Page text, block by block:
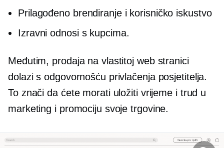
Prilagođeno brendiranje i korisničko iskustvo
Izravni odnosi s kupcima.
Međutim, prodaja na vlastitoj web stranici
dolazi s odgovornošću privlačenja posjetitelja.
To znači da ćete morati uložiti vrijeme i trud u
marketing i promociju svoje trgovine.